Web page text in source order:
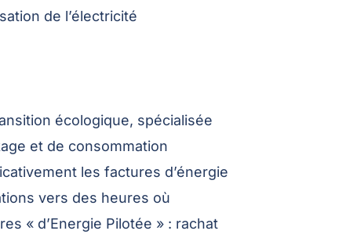
de l’électricité
écologique, spécialisée
et de consommation
les factures d’énergie
vers des heures où
« d’Energie Pilotée » : rachat